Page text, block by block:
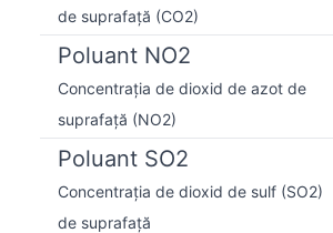
de suprafață (CO2)
Poluant NO2
Concentrația de dioxid de azot de
suprafață (NO2)
Poluant SO2
Concentrația de dioxid de sulf (SO2)
de suprafață